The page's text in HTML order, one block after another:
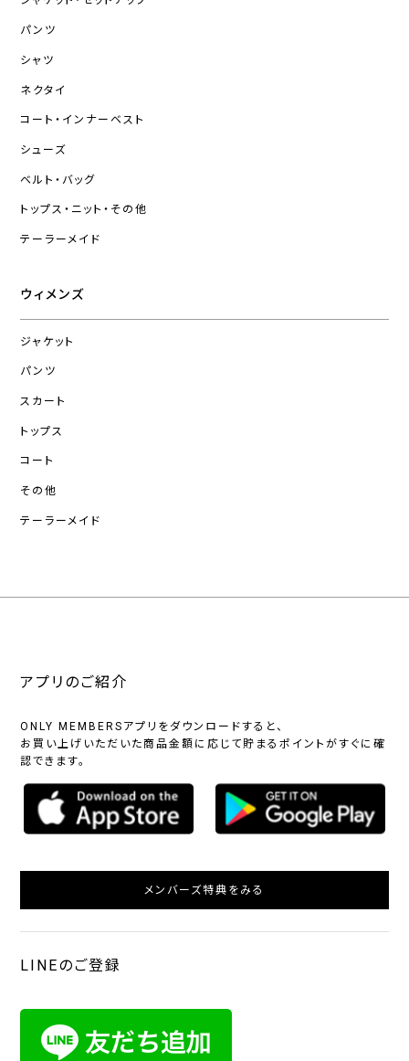
パンツ
シャツ
ネクタイ
コート・インナーベスト
シューズ
ベルト・バッグ
トップス・ニット・その他
テーラーメイド
ウィメンズ
ジャケット
パンツ
スカート
トップス
コート
その他
テーラーメイド
アプリのご紹介
ONLY MEMBERSアプリをダウンロードすると、
お買い上げいただいた商品金額に応じて貯まるポイントがすぐに確
認できます。
メンバーズ特典をみる
LINEのご登録